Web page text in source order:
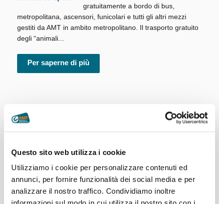
Questo sito web utilizza i cookie
Utilizziamo i cookie per personalizzare contenuti ed
annunci, per fornire funzionalità dei social media e per
analizzare il nostro traffico. Condividiamo inoltre
gratuitamente a bordo di bus,
metropolitana, ascensori, funicolari e tutti gli altri mezzi
gestiti da AMT in ambito metropolitano. Il trasporto gratuito
degli “animali...
Per saperne di più
Corse aggiuntive sulla linea 782 per la
notte di Capodanno
AMT in collaborazione con il Comune
oltre al normale servizio programmato
metterà a disposizione alcune corse
aggiuntive e gratuite della linea 782.